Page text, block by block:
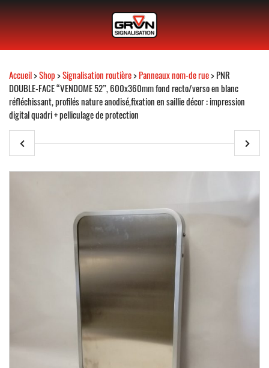
Accueil>Shop>Signalisation routière>Panneaux nom-de rue> PNR
DOUBLE-FACE “VENDOME 52”, 600x360mm fond recto/verso en blanc
réfléchissant, profilés nature anodisé,fixation en saillie décor : impression
digital quadri + pelliculage de protection